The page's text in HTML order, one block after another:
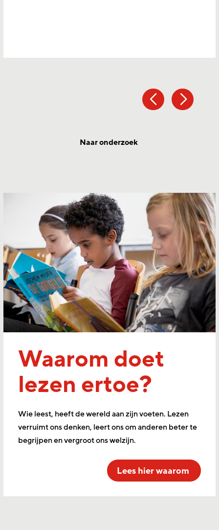
Naar onderzoek
Waarom doet
lezen ertoe?
Wie leest, heeft de wereld aan zijn voeten. Lezen
verruimt ons denken, leert ons om anderen beter te
begrijpen en vergroot ons welzijn.
Lees hier waarom